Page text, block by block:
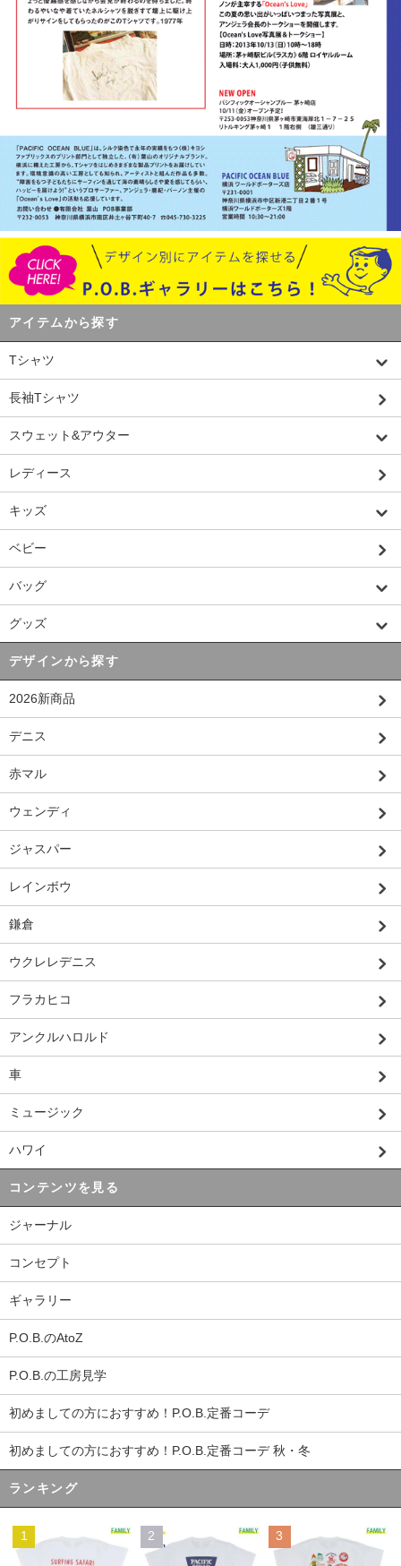
アイテムから探す
Tシャツ
長袖Tシャツ
スウェット&アウター
レディース
キッズ
ベビー
バッグ
グッズ
デザインから探す
2026新商品
デニス
赤マル
ウェンディ
ジャスパー
レインボウ
鎌倉
ウクレレデニス
フラカヒコ
アンクルハロルド
車
ミュージック
ハワイ
コンテンツを見る
ジャーナル
コンセプト
ギャラリー
P.O.B.のAtoZ
P.O.B.の工房見学
初めましての方におすすめ！P.O.B.定番コーデ
初めましての方におすすめ！P.O.B.定番コーデ 秋・冬
ランキング
1 2 3